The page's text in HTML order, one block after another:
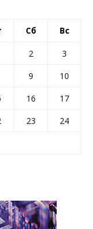
Сб Вс
2
3
9
10
16
17
23
24